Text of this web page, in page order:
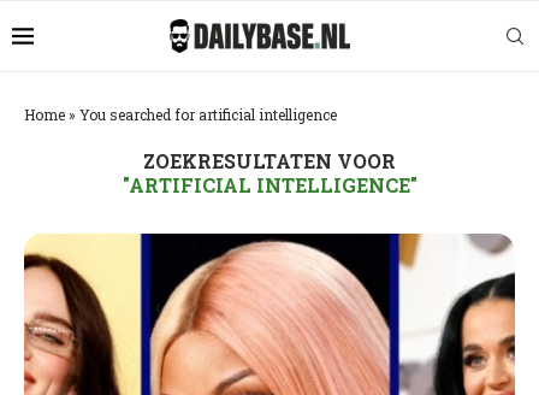
Home» You searched for artificial intelligence
ZOEKRESULTATEN VOOR
"ARTIFICIAL INTELLIGENCE"